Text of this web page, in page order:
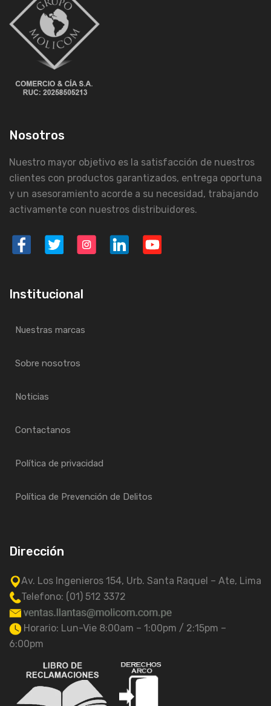
Nosotros
Nuestro mayor objetivo es la satisfacción de nuestros
clientes con productos garantizados, entrega oportuna
y un asesoramiento acorde a su necesidad, trabajando
activamente con nuestros distribuidores.
Institucional
Nuestras marcas
Sobre nosotros
Noticias
Contactanos
Política de privacidad
Política de Prevención de Delitos
Dirección
Av. Los Ingenieros 154, Urb. Santa Raquel – Ate, Lima
Telefono: (01) 512 3372
Horario: Lun-Vie 8:00am – 1:00pm / 2:15pm –
6:00pm